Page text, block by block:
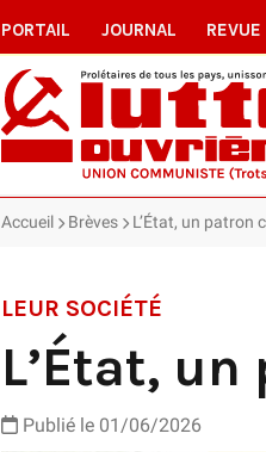
PORTAIL JOURNAL REVUE
Accueil Brèves L’État, un patron
LEUR SOCIÉTÉ
L’État,
Publié le 01/06/2026